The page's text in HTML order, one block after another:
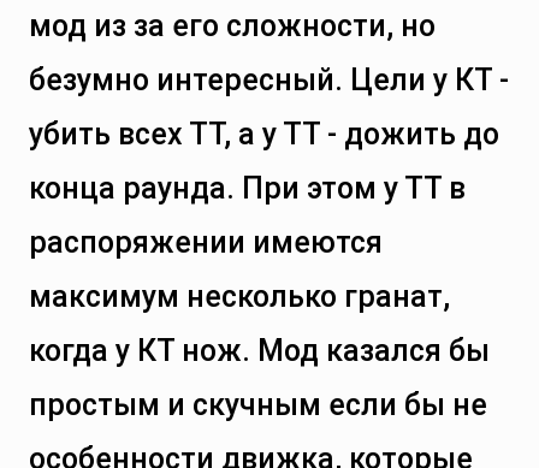
мод из за его сложности, но
безумно интересный. Цели у КТ -
убить всех ТТ, а у ТТ - дожить до
конца раунда. При этом у ТТ в
распоряжении имеются
максимум несколько гранат,
когда у КТ нож. Мод казался бы
простым и скучным если бы не
особенности движка, которые